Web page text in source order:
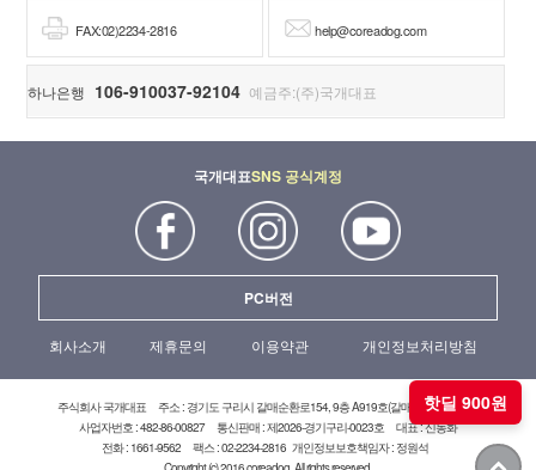
FAX:02)2234-2816 help@coreadog.com
하나은행 106-910037-92104 예금주:(주)국개대표
국개대표SNS 공식계정
PC버전
회사소개 제휴문의 이용약관 개인정보처리방침
주식회사 국개대표
주소 : 경기도 구리시 갈매순환로154, 9층 A919호(갈매현대테라타워)
사업자번호 : 482-86-00827
통신판매 : 제2026-경기구리-0023호
대표 : 신동화
전화 : 1661-9562
팩스 : 02-2234-2816 개인정보보호책임자 : 정원석
핫딜 900원